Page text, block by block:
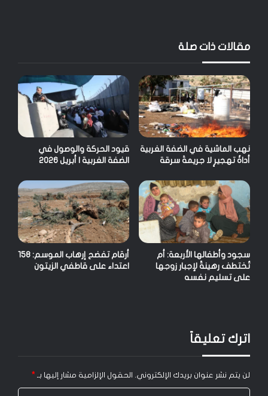
مقالات ذات صلة
نهب الماشية في الضفة الغربية
أداةُ تهجيرٍ لا جريمةَ سرقة
قيود الحركة والوصول في
الضفة الغربية | أبريل 2026
سجود وأطفالها الأربعة: أم
تُختطف رهينةً لإجبار زوجها
على تسليم نفسه
أرقام تفضح إرهاب الموسم: 158
اعتداء على قاطفي الزيتون
اترك تعليقاً
لن يتم نشر عنوان بريدك الإلكتروني. الحقول الإلزامية مشار إليها بـ *